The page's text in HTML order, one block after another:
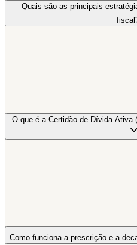
Quais são as principais
O que é a Certidão de Dívida Ativa
Como funciona a prescrição e a